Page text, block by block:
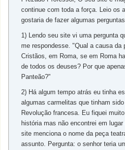
continue com toda a força. Leio os
gostaria de fazer algumas
1) Lendo seu site vi uma pergunta
me respondesse. "Qual a causa da
Cristãos, em Roma, se em Roma
de todos os deuses? Por que
Panteão?"
2) Há algum tempo atrás eu tinha
algumas carmelitas que tinham
Revolução francesa. Eu fiquei
história mas não encontrei em
site menciona o nome da peça
assunto. Pergunta: o senhor teria